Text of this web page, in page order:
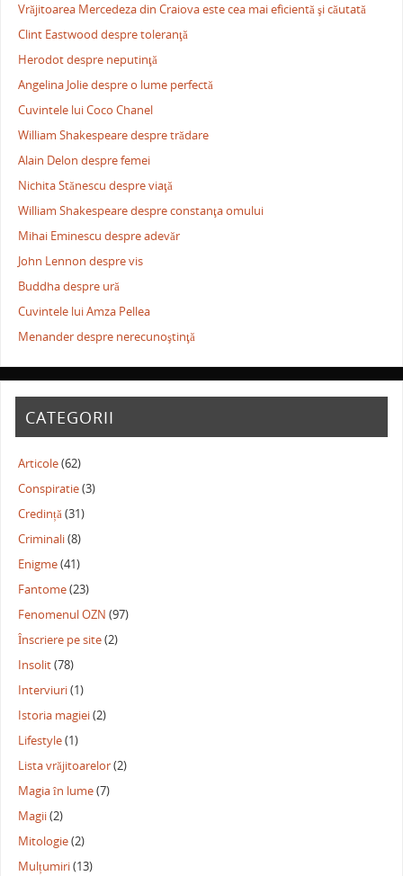
Vrăjitoarea Mercedeza din Craiova este cea mai eficientă şi căutată
Clint Eastwood despre toleranţă
Herodot despre neputinţă
Angelina Jolie despre o lume perfectă
Cuvintele lui Coco Chanel
William Shakespeare despre trădare
Alain Delon despre femei
Nichita Stănescu despre viaţă
William Shakespeare despre constanţa omului
Mihai Eminescu despre adevăr
John Lennon despre vis
Buddha despre ură
Cuvintele lui Amza Pellea
Menander despre nerecunoştinţă
CATEGORII
Articole(62)
Conspiratie(3)
Credință(31)
Criminali(8)
Enigme(41)
Fantome(23)
Fenomenul OZN (97)
Înscriere pe site(2)
Insolit(78)
Interviuri(1)
Istoria magiei(2)
Lifestyle(1)
Lista vrăjitoarelor(2)
Magia în lume(7)
Magii(2)
Mitologie(2)
Mulțumiri(13)